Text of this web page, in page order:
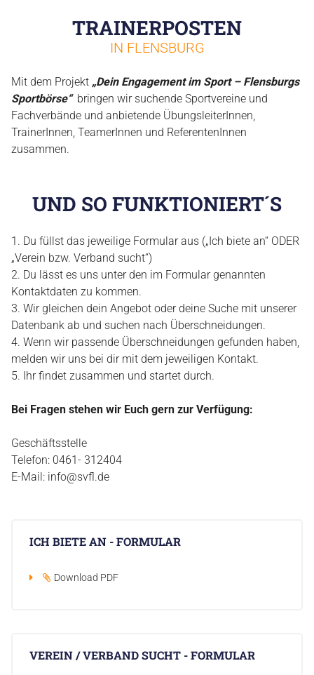
FACHVERBÄNDE
SENIOREN
SPORTJUGEND
SPORTABZEICHEN
AUS & FORTBILDUNG
SPORTENTWICKLUNGSPLANUNG
TALENTFÖRDERUNG
EHRENKODEX
CHRONIK
SPORTVEREINE
GESCHÄFTSTELLE
KONTAKT
TRAINERPOSTEN
IN FLENSBURG
Mit dem Projekt „Dein Engagement im Sport – Flensburgs
Sportbörse“ bringen wir suchende Sportvereine und
Fachverbände und anbietende ÜbungsleiterInnen,
TrainerInnen, TeamerInnen und ReferentenInnen
zusammen.
UND SO FUNKTIONIERT´S
Du füllst das jeweilige Formular aus („Ich biete an“ ODER
„Verein bzw. Verband sucht“)
Du lässt es uns unter den im Formular genannten
Kontaktdaten zu kommen.
Wir gleichen dein Angebot oder deine Suche mit unserer
Datenbank ab und suchen nach Überschneidungen.
Wenn wir passende Überschneidungen gefunden haben,
melden wir uns bei dir mit dem jeweiligen Kontakt.
Ihr findet zusammen und startet durch.
Bei Fragen stehen wir Euch gern zur Verfügung:
Geschäftsstelle
Telefon: 0461- 312404
E-Mail: info@svfl.de
‌ICH BIETE AN - FORMULAR
 Download PDF
‌VEREIN / VERBAND SUCHT - FORMULAR